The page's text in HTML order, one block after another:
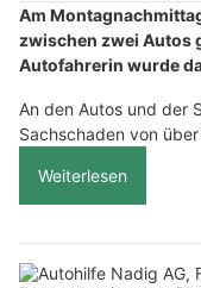
Am
zwischen zwei Autos
Autofahrerin wurde
An den Autos und der
Sachschaden von
Weiterlesen